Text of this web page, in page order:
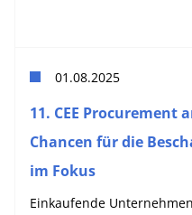
01.08.2025
11. CEE Procurement
Chancen für die
im Fokus
Einkaufende